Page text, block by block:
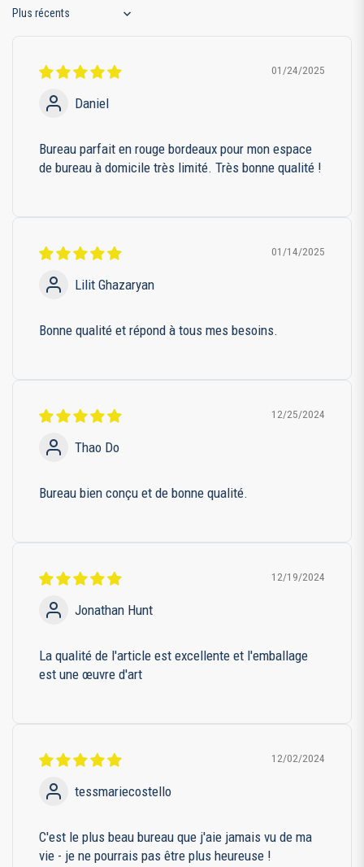
Sort by
01/24/2025
Daniel
Bureau parfait en rouge bordeaux pour mon espace
de bureau à domicile très limité. Très bonne qualité !
01/14/2025
Lilit Ghazaryan
Bonne qualité et répond à tous mes besoins.
12/25/2024
Thao Do
Bureau bien conçu et de bonne qualité.
12/19/2024
Jonathan Hunt
La qualité de l'article est excellente et l'emballage
est une œuvre d'art
12/02/2024
tessmariecostello
C'est le plus beau bureau que j'aie jamais vu de ma
vie - je ne pourrais pas être plus heureuse !